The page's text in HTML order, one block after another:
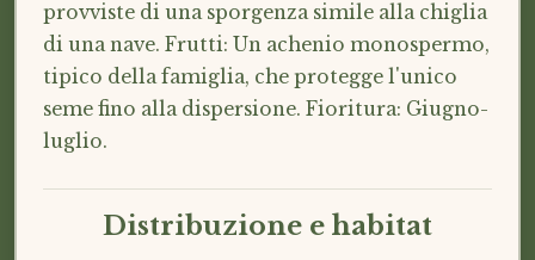
provviste di una sporgenza simile alla chiglia
di una nave. Frutti: Un achenio monospermo,
tipico della famiglia, che protegge l'unico
seme fino alla dispersione. Fioritura: Giugno-
luglio.
Distribuzione e habitat